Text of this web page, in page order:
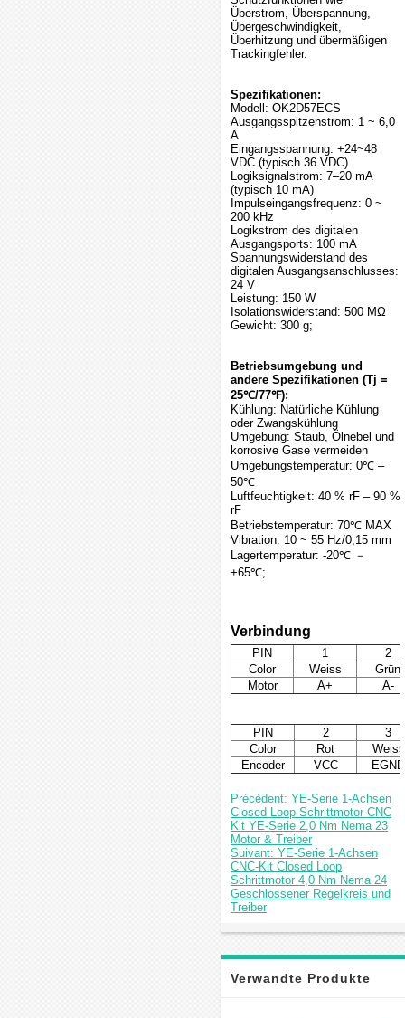
Überstrom, Überspannung,
Übergeschwindigkeit,
Überhitzung und übermäßigen
Trackingfehler.
Spezifikationen:
Modell: OK2D57ECS
Ausgangsspitzenstrom: 1 ~ 6,0
A
Eingangsspannung: +24~48
VDC (typisch 36 VDC)
Logiksignalstrom: 7–20 mA
(typisch 10 mA)
Impulseingangsfrequenz: 0 ~
200 kHz
Logikstrom des digitalen
Ausgangsports: 100 mA
Spannungswiderstand des
digitalen Ausgangsanschlusses:
24 V
Leistung: 150 W
Isolationswiderstand: 500 MΩ
Gewicht: 300 g;
Betriebsumgebung und
andere Spezifikationen (Tj =
25℃/77℉):
Kühlung: Natürliche Kühlung
oder Zwangskühlung
Umgebung: Staub, Ölnebel und
korrosive Gase vermeiden
Umgebungstemperatur: 0℃ –
50℃
Luftfeuchtigkeit: 40 % rF – 90 %
rF
Betriebstemperatur: 70℃ MAX
Vibration: 10 ~ 55 Hz/0,15 mm
Lagertemperatur: -20℃ －
+65℃;
Verbindung
PIN 1
2
Color
Weiss
Grün
Motor
A+ A-
PIN 2
3
Color
Rot
Weiss
Encoder
VCC EGND
Précédent: YE-Serie 1-Achsen
Closed Loop Schrittmotor CNC
Kit YE-Serie 2,0 Nm Nema 23
Motor & Treiber
Suivant: YE-Serie 1-Achsen
CNC-Kit Closed Loop
Schrittmotor 4,0 Nm Nema 24
Geschlossener Regelkreis und
Treiber
Verwandte Produkte